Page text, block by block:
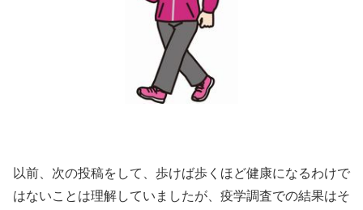
以前、次の投稿をして、歩けば歩くほど健康になるわけで
はないことは理解していましたが、疫学調査での結果はそ